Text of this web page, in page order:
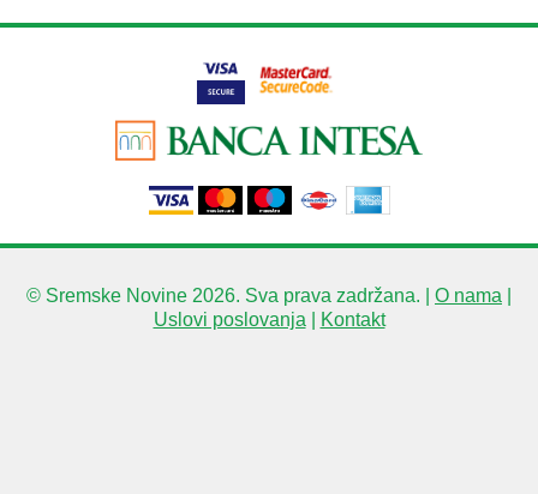
© Sremske Novine 2026. Sva prava zadržana. | O nama
Uslovi poslovanja
Kontakt